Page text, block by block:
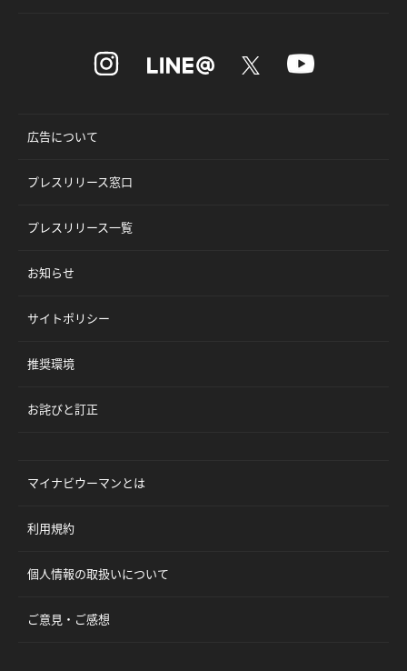
広告について
プレスリリース窓口
プレスリリース一覧
お知らせ
サイトポリシー
推奨環境
お詫びと訂正
マイナビウーマンとは
利用規約
個人情報の取扱いについて
ご意見・ご感想